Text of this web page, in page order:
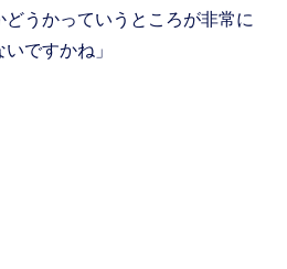
うかっていうところが非常に
ですかね」